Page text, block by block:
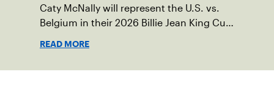
Caty McNally will represent the U.S. vs.
Belgium in their 2026 Billie Jean King Cup
READ MORE